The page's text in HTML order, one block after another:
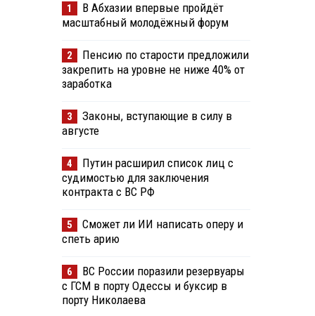
1
В Абхазии впервые пройдёт
масштабный молодёжный форум
2
Пенсию по старости предложили
закрепить на уровне не ниже 40% от
заработка
3
Законы, вступающие в силу в
августе
4
Путин расширил список лиц с
судимостью для заключения
контракта с ВС РФ
5
Сможет ли ИИ написать оперу и
спеть арию
6
ВС России поразили резервуары
с ГСМ в порту Одессы и буксир в
порту Николаева